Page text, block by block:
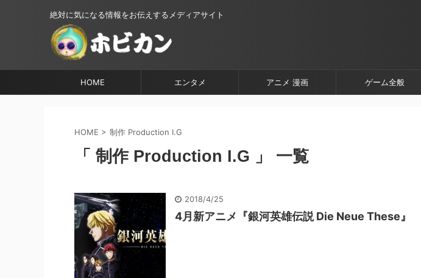
絶対に気になる情報をお伝えするメディアサイト
HOME エンタメ アニメ 漫画 ゲーム全般
HOME > 制作 Production I.G
「 制作 Production I.G 」 一覧
2018/4/25
4月新アニメ『銀河英雄伝説 Die Neue These』